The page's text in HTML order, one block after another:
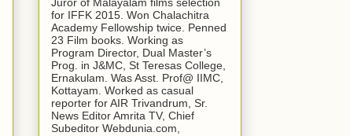
Juror of Malayalam films selection
for IFFK 2015. Won Chalachitra
Academy Fellowship twice. Penned
23 Film books. Working as
Program Director, Dual Master’s
Prog. in J&MC, St Teresas College,
Ernakulam. Was Asst. Prof@ IIMC,
Kottayam. Worked as casual
reporter for AIR Trivandrum, Sr.
News Editor Amrita TV, Chief
Subeditor Webdunia.com,